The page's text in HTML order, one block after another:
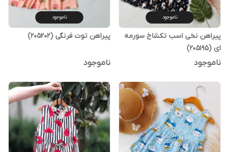
ناموجود
پیراهن نخی اسب تکشاخ سورمه
ای (205195)
ناموجود
ناموجود
پیراهن توت فرنگی (205202)
ناموجود